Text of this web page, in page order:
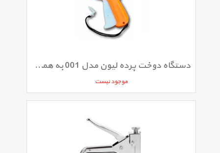
دستگاه دوخت پرده لیون مدل 001 به همراه 20 خشاب 1.5 سانتی
موجود نیست